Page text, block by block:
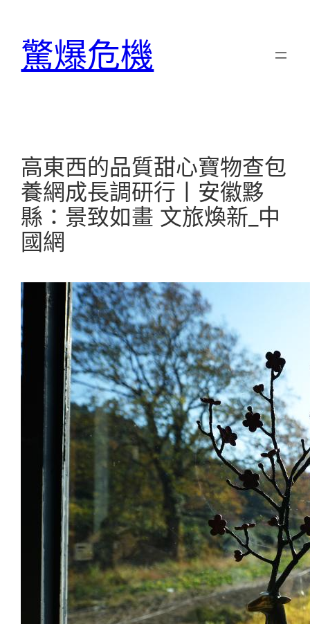
驚爆危機
高東西的品質甜心寶物查包
養網成長調研行丨安徽黟
縣：景致如畫 文旅煥新_中
國網